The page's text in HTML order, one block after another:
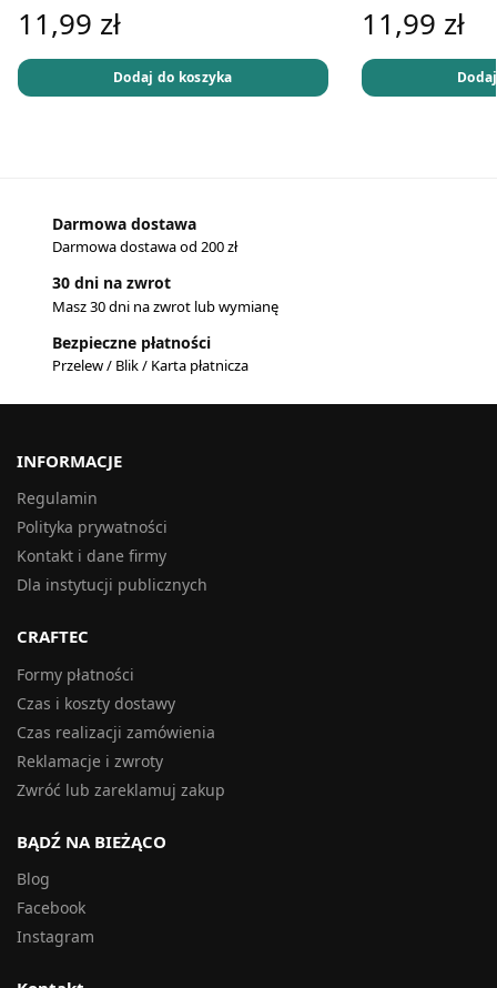
11,99 zł
Dodaj do koszyka
11,99 zł
Darmowa dostawa
Darmowa dostawa od 200 zł
30 dni na zwrot
Masz 30 dni na zwrot lub wymianę
Bezpieczne płatności
Przelew / Blik / Karta płatnicza
INFORMACJE
Regulamin
Polityka prywatności
Kontakt i dane firmy
Dla instytucji publicznych
CRAFTEC
Formy płatności
Czas i koszty dostawy
Czas realizacji zamówienia
Reklamacje i zwroty
Zwróć lub zareklamuj zakup
BĄDŹ NA BIEŻĄCO
Blog
Facebook
Instagram